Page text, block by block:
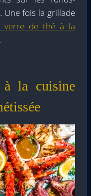
Une fois la grillade
verre de thé à la
la cuisine